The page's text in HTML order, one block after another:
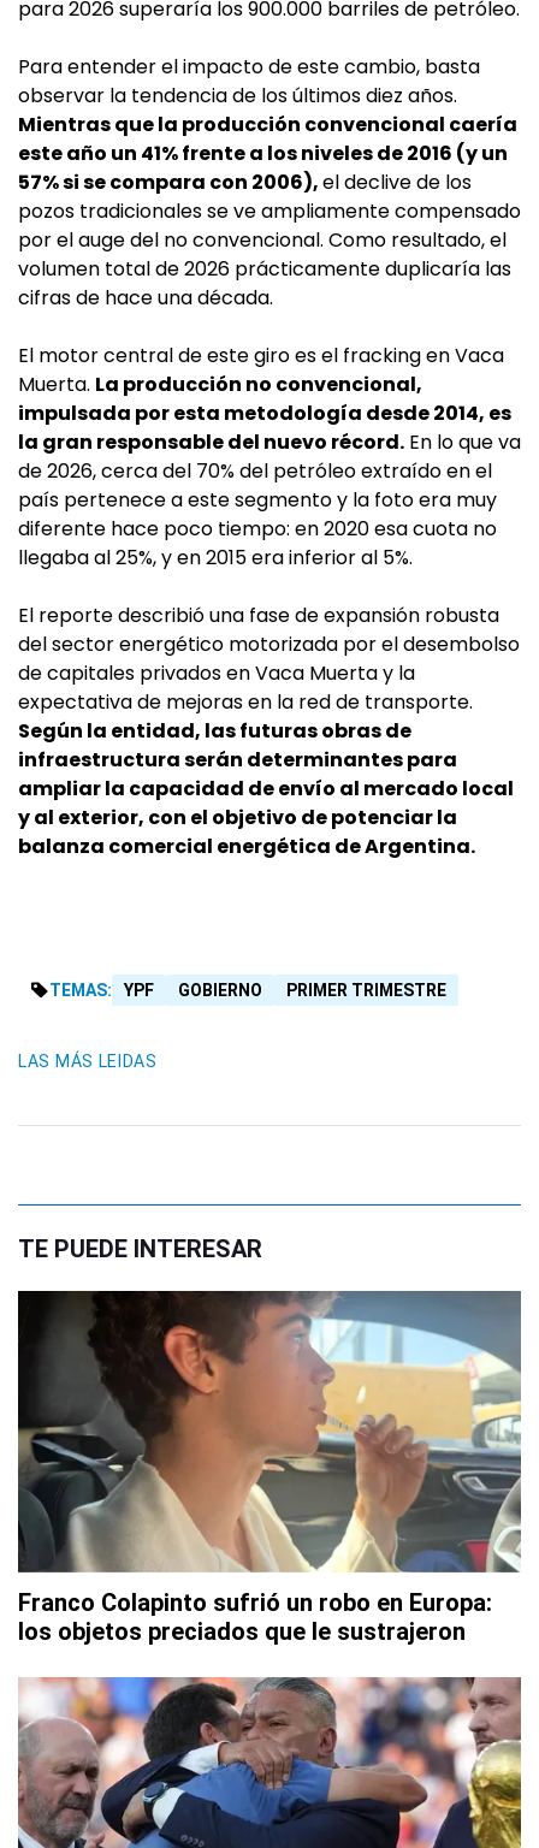
para 2026 superaría los 900.000 barriles de petróleo.
Para entender el impacto de este cambio, basta
observar la tendencia de los últimos diez años.
Mientras que la producción convencional caería
este año un 41% frente a los niveles de 2016 (y un
57% si se compara con 2006),el declive de los
pozos tradicionales se ve ampliamente compensado
por el auge del no convencional. Como resultado, el
volumen total de 2026 prácticamente duplicaría las
cifras de hace una década.
El motor central de este giro es el fracking en Vaca
Muerta. La producción no convencional,
impulsada por esta metodología desde 2014, es
la gran responsable del nuevo récord. En lo que va
de 2026, cerca del 70% del petróleo extraído en el
país pertenece a este segmento y la foto era muy
diferente hace poco tiempo: en 2020 esa cuota no
llegaba al 25%, y en 2015 era inferior al 5%.
El reporte describió una fase de expansión robusta
del sector energético motorizada por el desembolso
de capitales privados en Vaca Muerta y la
expectativa de mejoras en la red de transporte.
Según la entidad, las futuras obras de
infraestructura serán determinantes para
ampliar la capacidad de envío al mercado local
y al exterior, con el objetivo de potenciar la
balanza comercial energética de Argentina.
TEMAS: YPF GOBIERNO PRIMER TRIMESTRE
LAS MÁS LEIDAS
TE PUEDE INTERESAR
Franco Colapinto sufrió un robo en Europa:
los objetos preciados que le sustrajeron